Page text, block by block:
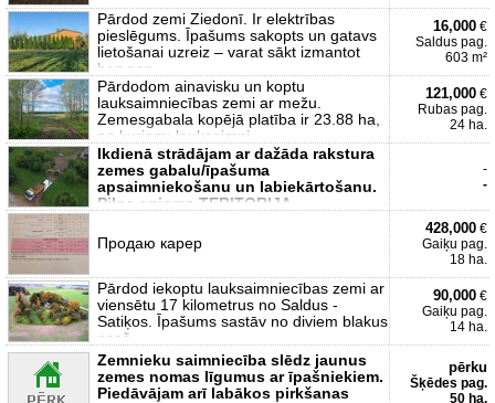
Pārdod zemi Ziedonī. Ir elektrības
pieslēgums. Īpašums sakopts un gatavs
lietošanai uzreiz – varat sākt izmantot
bez pap
16,000 €
Saldus pag.
603 m²
Pārdodom ainavisku un koptu
lauksaimniecības zemi ar mežu.
Zemesgabala kopējā platība ir 23.88 ha,
no kuriem: lauksaimni
121,000 €
Rubas pag.
24 ha.
Ikdienā strādājam ar dažāda rakstura
zemes gabalu/īpašuma
apsaimniekošanu un labiekārtošanu.
Pilna apjoma TERITORIJA
-
-
Продаю карер
428,000 €
Gaiķu pag.
18 ha.
Pārdod iekoptu lauksaimniecības zemi ar
viensētu 17 kilometrus no Saldus -
Satiķos. Īpašums sastāv no diviem blakus
esoš
90,000 €
Gaiķu pag.
14 ha.
Zemnieku saimniecība slēdz jaunus
zemes nomas līgumus ar īpašniekiem.
Piedāvājam arī labākos pirkšanas
pērku
Šķēdes pag.
50 ha.